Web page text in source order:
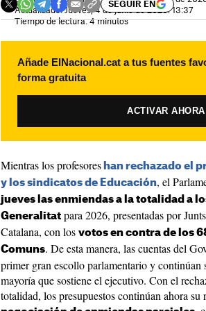
Actualizado: Jueves, 4 de junio de 2026. 13:37
Tiempo de lectura: 4 minutos
SEGUIR EN
Añade ElNacional.cat a tus fuentes
forma gratuita
ACTIVAR
Mientras los profesores han rechazado el
y los sindicatos de Educación, el
jueves las enmiendas a la totalidad a
Generalitat para 2026, presentadas por
Catalana, con los votos en contra de los
Comuns. De esta manera, las cuentas del
primer gran escollo parlamentario y continúan
mayoría que sostiene el ejecutivo. Con el
totalidad, los presupuestos continúan ahora